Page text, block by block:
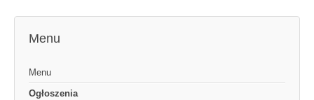
Menu
Menu
Ogłoszenia